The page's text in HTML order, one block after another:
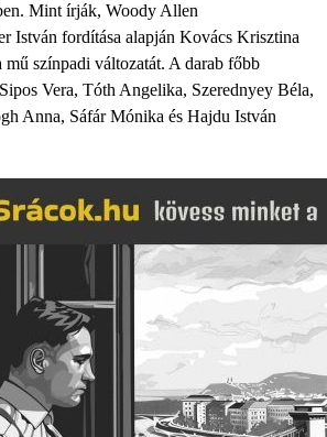
Mint írják, Woody Allen
István fordítása alapján Kovács Krisztina
mű színpadi változatát. A darab főbb
Vera, Tóth Angelika, Szerednyey Béla,
Anna, Sáfár Mónika és Hajdu István